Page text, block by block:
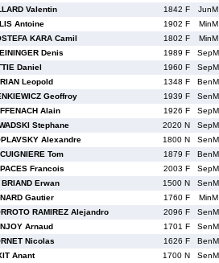
Valentin 1842 F
JunM
Antoine 1902 F
MinM
KARA Camil 1802 F
MinM
Denis 1989 F
SepM
Daniel 1960 F
SepM
Leopold 1348 F
BenM
Geoffroy 1939 F
SenM
Alain 1926 F
SepM
Stephane 2020 N
SepM
Alexandre 1800 N
SenM
Tom 1879 F
BenM
Francois 2003 F
SepM
BRIAND Erwan 1500 N
SenM
Gautier 1760 F
MinM
RAMIREZ Alejandro 2096 F
SenM
Arnaud 1701 F
SenM
Nicolas 1626 F
BenM
Anant 1700 N
SenM